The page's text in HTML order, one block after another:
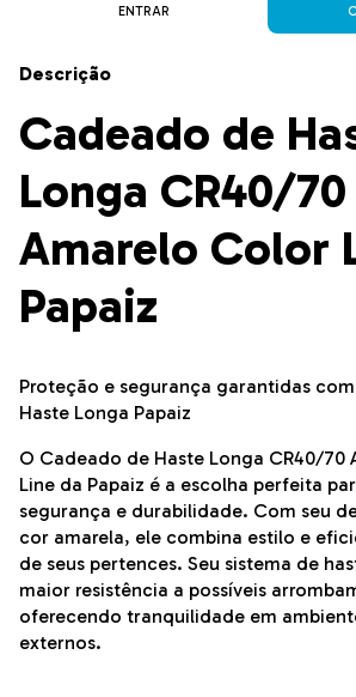
ENTRAR
Descrição
Cadeado de
Longa CR40/70
Amarelo Color
Papaiz
Proteção e segurança garantidas
Haste Longa Papaiz
O Cadeado de Haste Longa CR40/70
Line da Papaiz é a escolha perfeita
segurança e durabilidade. Com seu
cor amarela, ele combina estilo e
de seus pertences. Seu sistema de
maior resistência a possíveis
oferecendo tranquilidade em
externos.